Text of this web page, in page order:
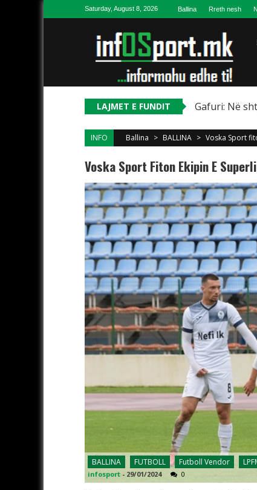
Skip to contentSaturday, August 8, 2026 Ballina Rreth nesh
LAJMET E FUNDIT Gafuri: Në
INFO Ballina > BALLINA > Voska Sport
Voska Sport Fiton Ekipin E
BALLINA FUTBOLL Futboll Vendor
infosport - 29/01/2024 0